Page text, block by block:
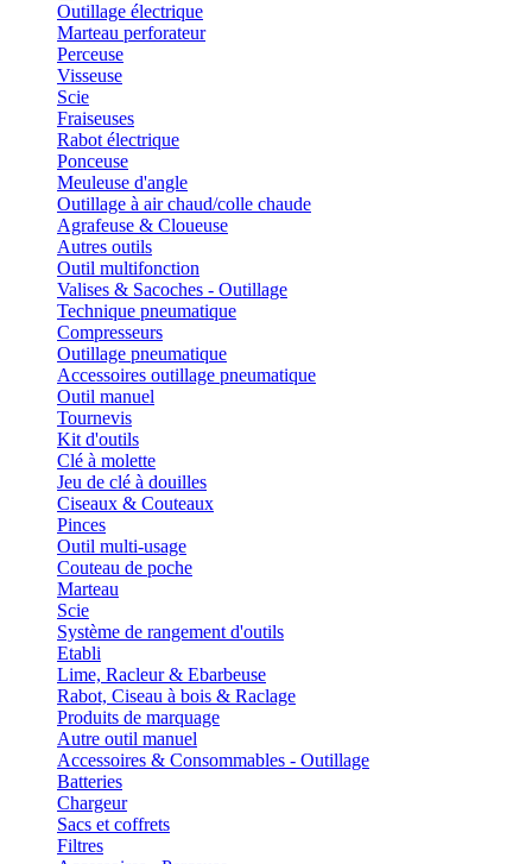
Outillage électrique
Marteau perforateur
Perceuse
Visseuse
Scie
Fraiseuses
Rabot électrique
Ponceuse
Meuleuse d'angle
Outillage à air chaud/colle chaude
Agrafeuse & Cloueuse
Autres outils
Outil multifonction
Valises & Sacoches - Outillage
Technique pneumatique
Compresseurs
Outillage pneumatique
Accessoires outillage pneumatique
Outil manuel
Tournevis
Kit d'outils
Clé à molette
Jeu de clé à douilles
Ciseaux & Couteaux
Pinces
Outil multi-usage
Couteau de poche
Marteau
Scie
Système de rangement d'outils
Etabli
Lime, Racleur & Ebarbeuse
Rabot, Ciseau à bois & Raclage
Produits de marquage
Autre outil manuel
Accessoires & Consommables - Outillage
Batteries
Chargeur
Sacs et coffrets
Filtres